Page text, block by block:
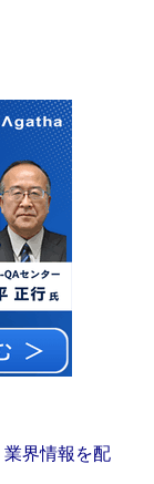
界情報を配